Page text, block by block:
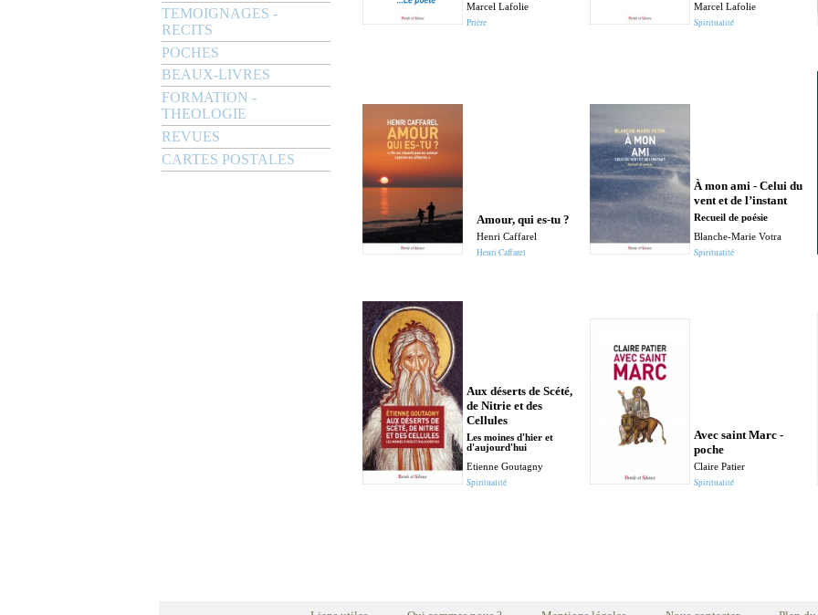
TEMOIGNAGES -
RECITS
POCHES
BEAUX-LIVRES
FORMATION -
THEOLOGIE
REVUES
CARTES POSTALES
Marcel Lafolie
Prière
Marcel Lafolie
Spiritualité
Amour, qui es-tu ?
Henri Caffarel
Henri Caffarel
À mon ami - Celui du
vent et de l’instant
Recueil de poésie
Blanche-Marie Votra
Spiritualité
Aux déserts de Scété,
de Nitrie et des
Cellules
Les moines d'hier et
d'aujourd'hui
Etienne Goutagny
Spiritualité
Avec saint Marc -
poche
Claire Patier
Spiritualité